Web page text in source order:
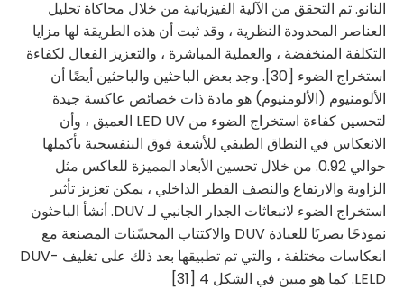
النانو. تم التحقق من الآلية الفيزيائية من خلال محاكاة تحليل
العناصر المحدودة النظرية ، وقد ثبت أن هذه الطريقة لها مزايا
التكلفة المنخفضة ، والعملية المباشرة ، والتعزيز الفعال لكفاءة
استخراج الضوء [30]. وجد بعض الباحثين والباحثين أيضًا أن
الألومنيوم (الألومنيوم) هو مادة ذات خصائص عاكسة جيدة
لتحسين كفاءة استخراج الضوء من LED UV العميق ، وأن
الانعكاس في النطاق الطيفي للأشعة فوق البنفسجية بأكملها
حوالي 0.92. من خلال تحسين الأبعاد المميزة للعاكس مثل
الزاوية والارتفاع والنصف القطر الداخلي ، يمكن تعزيز تأثير
استخراج الضوء لانبعاثات الجدار الجانبي لـ DUV. أنشأ الباحثون
نموذجًا بصريًا للعبادة DUV والاكتتاب المحسّنات المصنعة مع
انعكاسات مختلفة ، والتي تم تطبيقها بعد ذلك على تغليف DUV-
LELD. كما هو مبين في الشكل 4 [31]